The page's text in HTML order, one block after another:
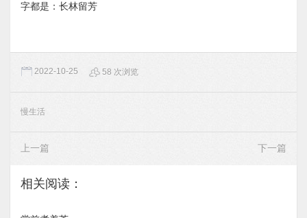
字都是：长林留芳
2022-10-25 58 次浏览
慢生活
上一篇 下一篇
相关阅读：